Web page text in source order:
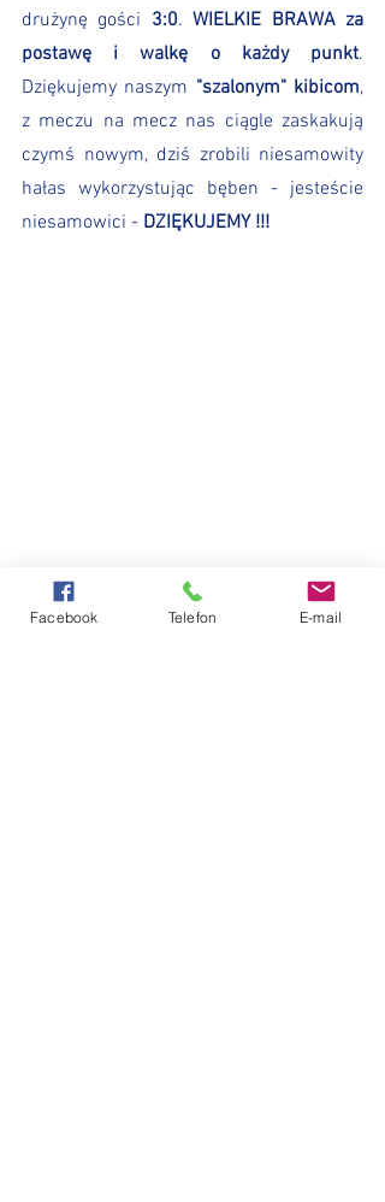
drużynę gości 3:0. WIELKIE BRAWA za
postawę i walkę o każdy punkt.
Dziękujemy naszym "szalonym" kibicom,
z meczu na mecz nas ciągle zaskakują
czymś nowym, dziś zrobili niesamowity
hałas wykorzystując bęben - jesteście
niesamowici - DZIĘKUJEMY !!!
Facebook Telefon E-mail